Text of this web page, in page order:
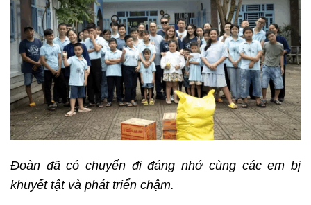
Đoàn đã có chuyến đi đáng nhớ cùng các em bị
khuyết tật và phát triển chậm.